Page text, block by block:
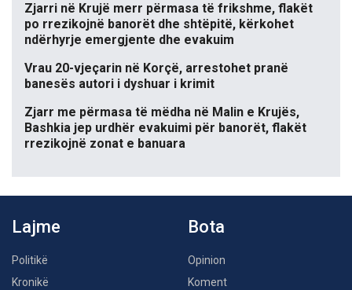
Zjarri në Krujë merr përmasa të frikshme, flakët
po rrezikojnë banorët dhe shtëpitë, kërkohet
ndërhyrje emergjente dhe evakuim
Vrau 20-vjeçarin në Korçë, arrestohet pranë
banesës autori i dyshuar i krimit
Zjarr me përmasa të mëdha në Malin e Krujës,
Bashkia jep urdhër evakuimi për banorët, flakët
rrezikojnë zonat e banuara
Lajme
Politikë
Kronikë
Bota
Opinion
Koment